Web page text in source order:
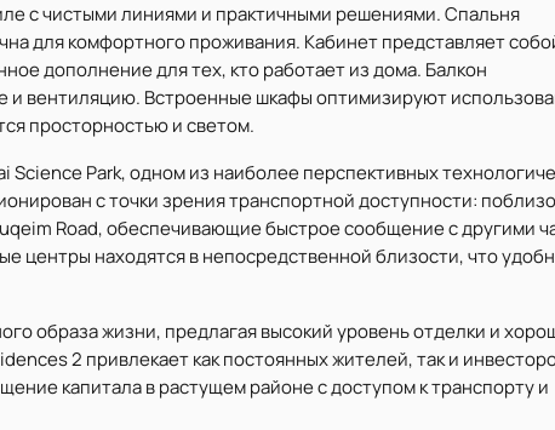
с чистыми линиями и практичными решениями. Спальня
для комфортного проживания. Кабинет представляет
дополнение для тех, кто работает из дома. Балкон
и вентиляцию. Встроенные шкафы оптимизируют
просторностью и светом.
Science Park, одном из наиболее перспективных
с точки зрения транспортной доступности:
Road, обеспечивающие быстрое сообщение с другими
центры находятся в непосредственной близости, что
образа жизни, предлагая высокий уровень отделки и
2 привлекает как постоянных жителей, так и
капитала в растущем районе с доступом к транспорту и